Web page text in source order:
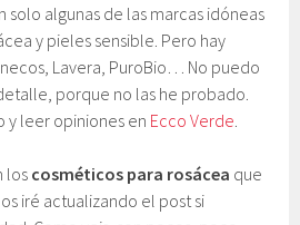
solo algunas de las marcas idóneas
y pieles sensible. Pero hay
Lavera, PuroBio… No puedo
porque no las he probado.
y leer opiniones en Ecco Verde
los cosméticos para rosácea que
iré actualizando el post si